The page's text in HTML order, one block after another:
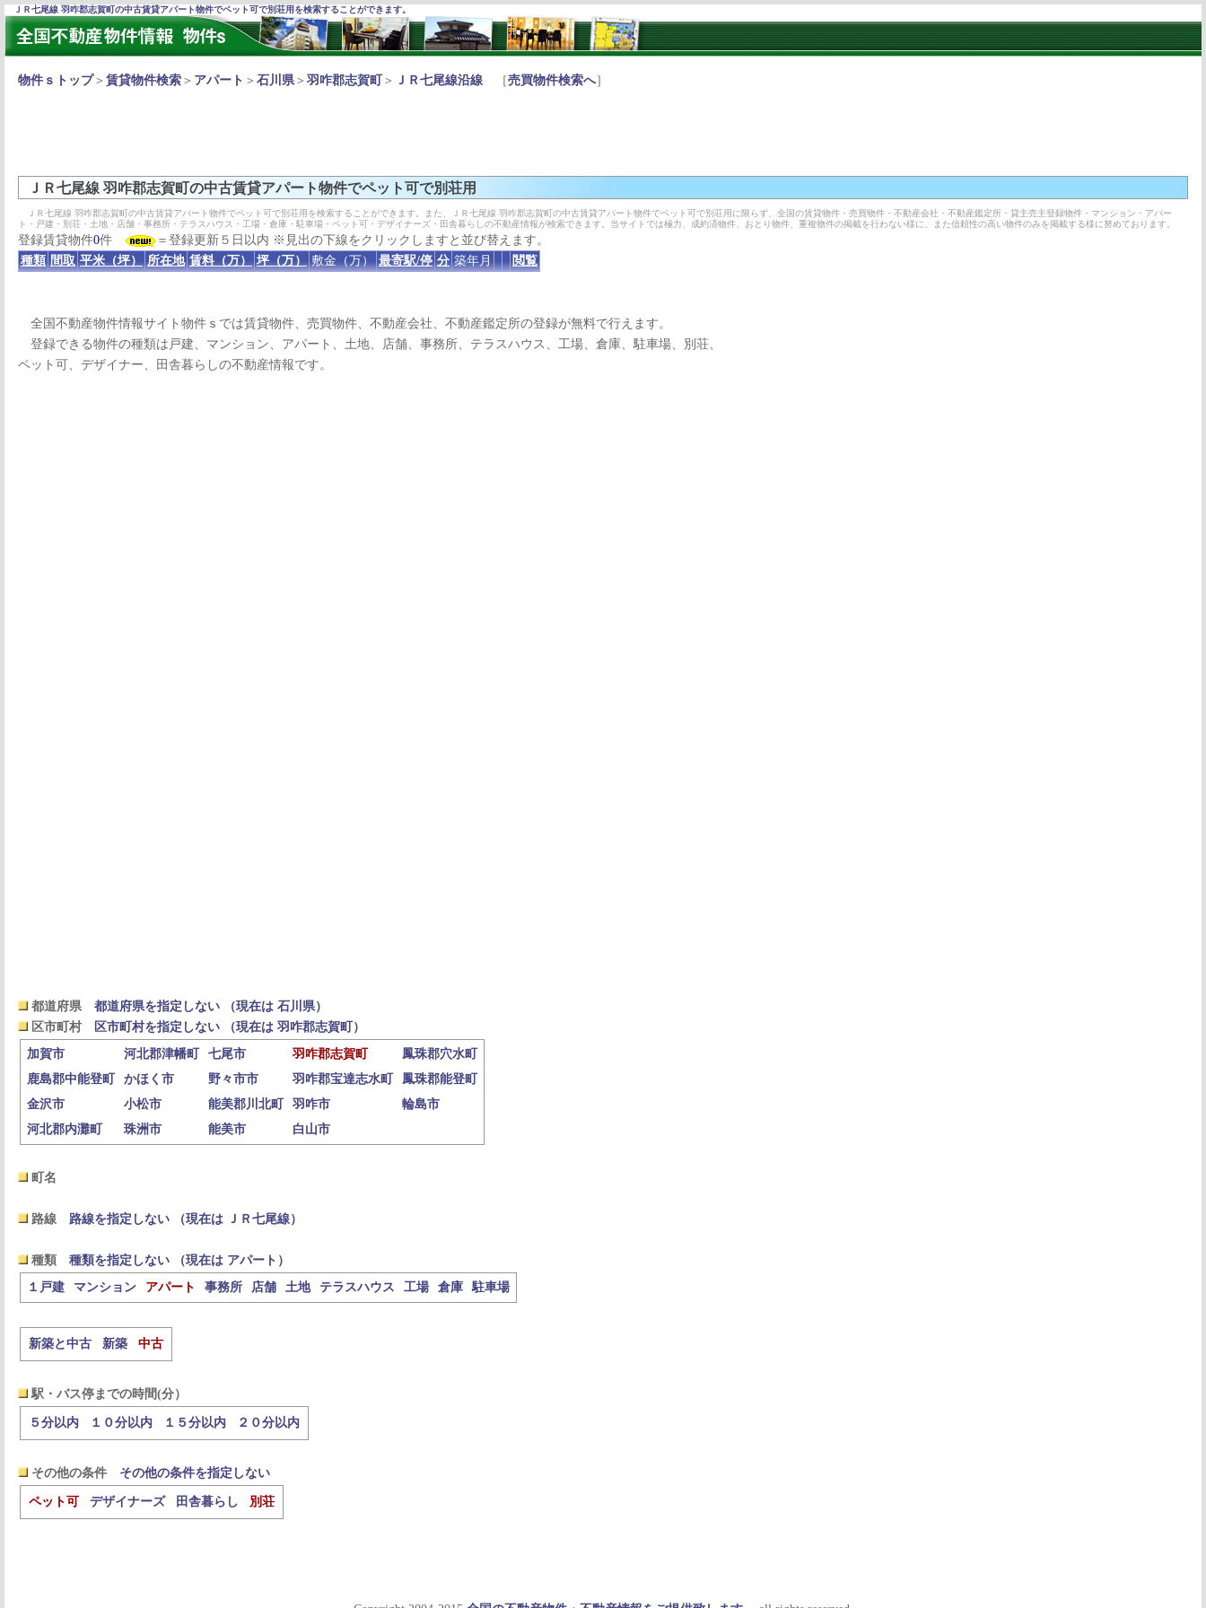
ＪＲ七尾線 羽咋郡志賀町の中古賃貸アパート物件でペット可で別荘用を検索することができます。
物件ｓトップ＞ 賃貸物件検索 ＞ アパート ＞ 石川県＞ 羽咋郡志賀町 ＞ ＪＲ七尾線沿線 ［売買物件検索へ］
ＪＲ七尾線 羽咋郡志賀町の中古賃貸アパート物件でペット可で別荘用
ＪＲ七尾線 羽咋郡志賀町の中古賃貸アパート物件でペット可で別荘用を検索することができます。また、ＪＲ七尾線 羽咋郡志賀町の中古賃貸アパート物件でペット可で別荘用に限らず、全国の賃貸物件・売買物件・不動産会社・不動産鑑定所・貸主売主登録物件・マンション・アパー
ト・戸建・別荘・土地・店舗・事務所・テラスハウス・工場・倉庫・駐車場・ペット可・デザイナーズ・田舎暮らしの不動産情報が検索できます。当サイトでは極力、成約済物件、おとり物件、重複物件の掲載を行わない様に、また信頼性の高い物件のみを掲載する様に努めております。
登録賃貸物件0件
＝登録更新５日以内 ※見出の下線をクリックしますと並び替えます。
種類 間取 平米（坪） 所在地 賃料（万） 坪（万） 敷金（万） 最寄駅/停 分 築年月 閲覧
全国不動産物件情報サイト物件ｓでは賃貸物件、売買物件、不動産会社、不動産鑑定所の登録が無料で行えます。
登録できる物件の種類は戸建、マンション、アパート、土地、店舗、事務所、テラスハウス、工場、倉庫、駐車場、別荘、
ペット可、デザイナー、田舎暮らしの不動産情報です。
都道府県
都道府県を指定しない （現在は 石川県）
区市町村
区市町村を指定しない （現在は 羽咋郡志賀町）
加賀市
河北郡津幡町 七尾市 羽咋郡志賀町
鳳珠郡穴水町
鹿島郡中能登町
かほく市 野々市市 羽咋郡宝達志水町
鳳珠郡能登町
金沢市
小松市 能美郡川北町 羽咋市
輪島市
河北郡内灘町
珠洲市 能美市 白山市
町名
路線 路線を指定しない （現在は ＪＲ七尾線）
種類
種類を指定しない （現在は アパート）
１戸建
マンション アパート 事務所 店舗 土地 テラスハウス 工場 倉庫 駐車場
新築と中古 新築 中古
駅・バス停までの時間(分）
５分以内 １０分以内 １５分以内 ２０分以内
その他の条件 その他の条件を指定しない
ペット可 デザイナーズ 田舎暮らし 別荘